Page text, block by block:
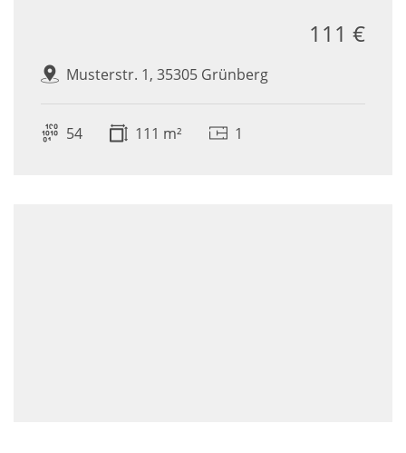
Musterstr. 1, 35305 Grünberg
111 €
54 111 m² 1